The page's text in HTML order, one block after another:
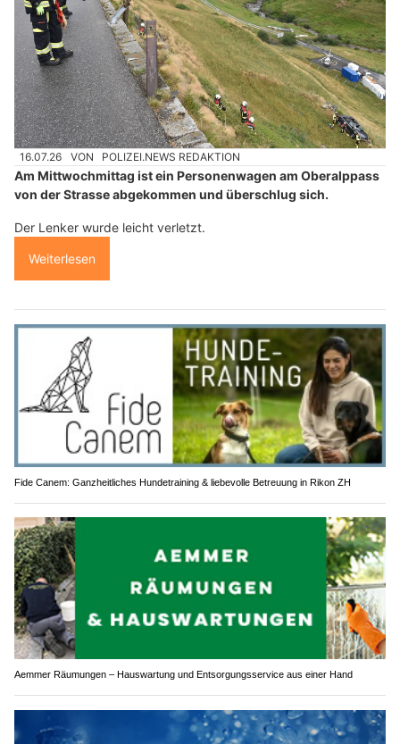
16.07.26 VON POLIZEI.NEWS REDAKTION
Am Mittwochmittag ist ein Personenwagen am Oberalppass
von der Strasse abgekommen und überschlug sich.
Der Lenker wurde leicht verletzt.
Weiterlesen
Fide Canem: Ganzheitliches Hundetraining & liebevolle Betreuung in Rikon ZH
Aemmer Räumungen – Hauswartung und Entsorgungsservice aus einer Hand